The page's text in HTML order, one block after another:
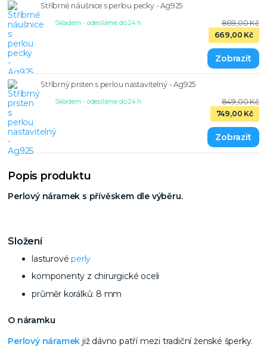
Stříbrné náušnice s perlou pecky - Ag925
869,00 Kč
669,00 Kč
Skladem - odesíláme do 24 h
Stříbrný prsten s perlou nastavitelný - Ag925
849,00 Kč
749,00 Kč
Skladem - odesíláme do 24 h
Popis produktu
Perlový náramek s přívěskem dle výběru.
Složení
lasturovéperly
komponenty z chirurgické oceli
průměr korálků: 8 mm
O náramku
Perlový náramek již dávno patří mezi tradiční ženské šperky.